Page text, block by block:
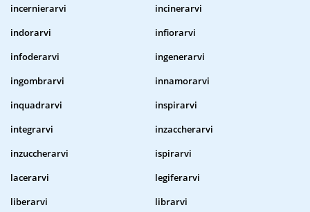
incernierarvi
incinerarvi
indorarvi
infiorarvi
infoderarvi
ingenerarvi
ingombrarvi
innamorarvi
inquadrarvi
inspirarvi
integrarvi
inzaccherarvi
inzuccherarvi
ispirarvi
lacerarvi
legiferarvi
liberarvi
librarvi